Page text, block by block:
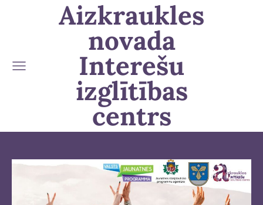
Aizkraukles
novada
Interešu
izglītības
centrs